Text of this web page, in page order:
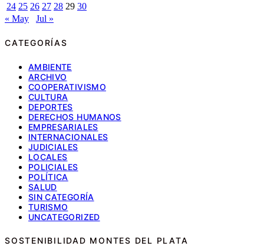
24 25 26 27 28 29 30
« May
Jul »
CATEGORÍAS
AMBIENTE
ARCHIVO
COOPERATIVISMO
CULTURA
DEPORTES
DERECHOS HUMANOS
EMPRESARIALES
INTERNACIONALES
JUDICIALES
LOCALES
POLICIALES
POLÍTICA
SALUD
SIN CATEGORÍA
TURISMO
UNCATEGORIZED
SOSTENIBILIDAD MONTES DEL PLATA